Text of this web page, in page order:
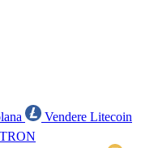
Vendere Litecoin